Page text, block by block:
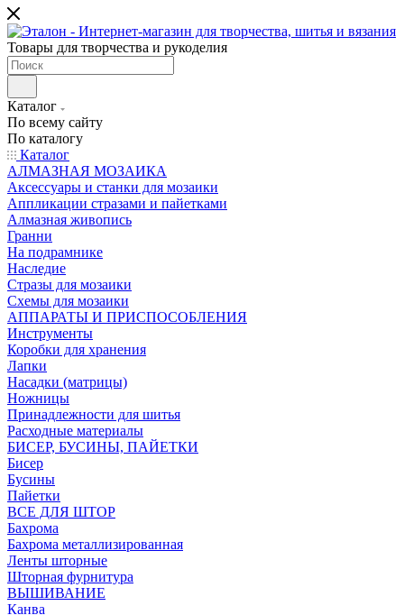
Товары для творчества и рукоделия
Каталог
По всему сайту
По каталогу
Каталог
АЛМАЗНАЯ МОЗАИКА
Аксессуары и станки для мозаики
Аппликации стразами и пайетками
Алмазная живопись
Гранни
На подрамнике
Наследие
Стразы для мозаики
Схемы для мозаики
АППАРАТЫ И ПРИСПОСОБЛЕНИЯ
Инструменты
Коробки для хранения
Лапки
Насадки (матрицы)
Ножницы
Принадлежности для шитья
Расходные материалы
БИСЕР, БУСИНЫ, ПАЙЕТКИ
Бисер
Бусины
Пайетки
ВСЕ ДЛЯ ШТОР
Бахрома
Бахрома металлизированная
Ленты шторные
Шторная фурнитура
ВЫШИВАНИЕ
Канва